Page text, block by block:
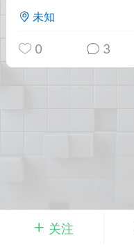
卖挂
禁止发布联机可
作弊模组的发布规范近
大人
Lv.8
关注
未知
0 3